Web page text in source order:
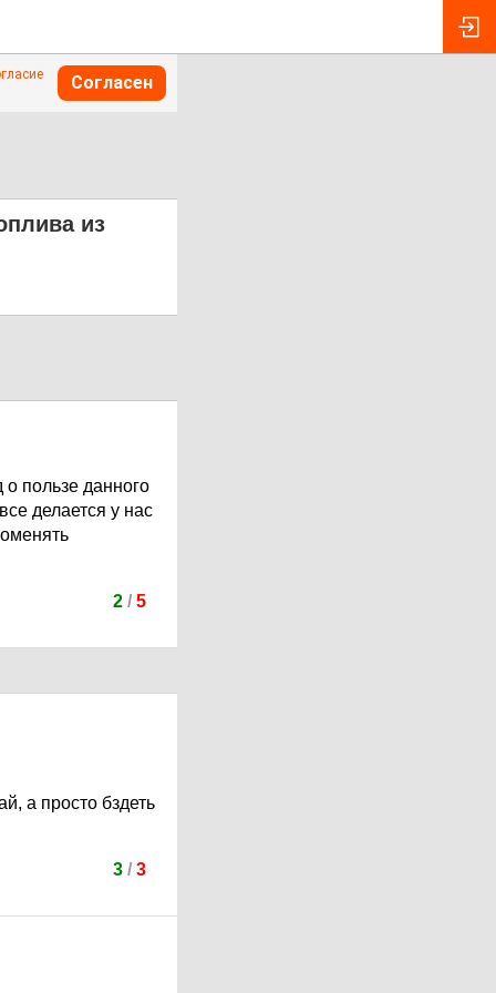
Согласен
из
пользе данного
делается у нас
2/ 5
а просто бздеть
3/ 3